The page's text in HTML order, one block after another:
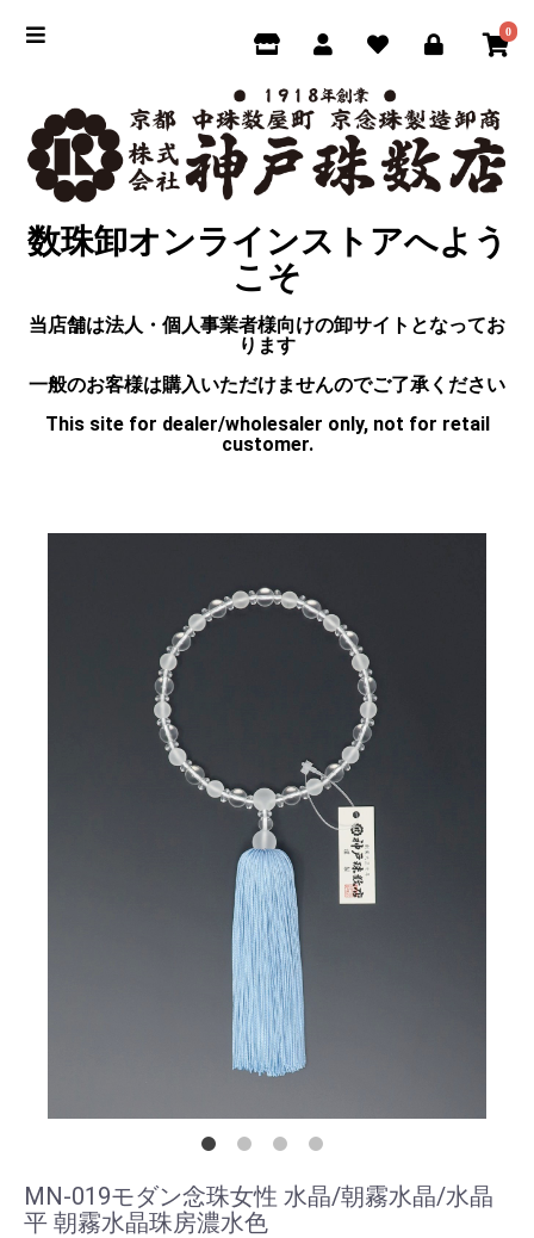
0
数珠卸オンラインストアへよう
こそ
当店舗は法人・個人事業者様向けの卸サイトとなってお
ります
一般のお客様は購入いただけませんのでご了承ください
This site for dealer/wholesaler only, not for retail
customer.
MN-019モダン念珠女性 水晶/朝霧水晶/水晶
平 朝霧水晶珠房濃水色